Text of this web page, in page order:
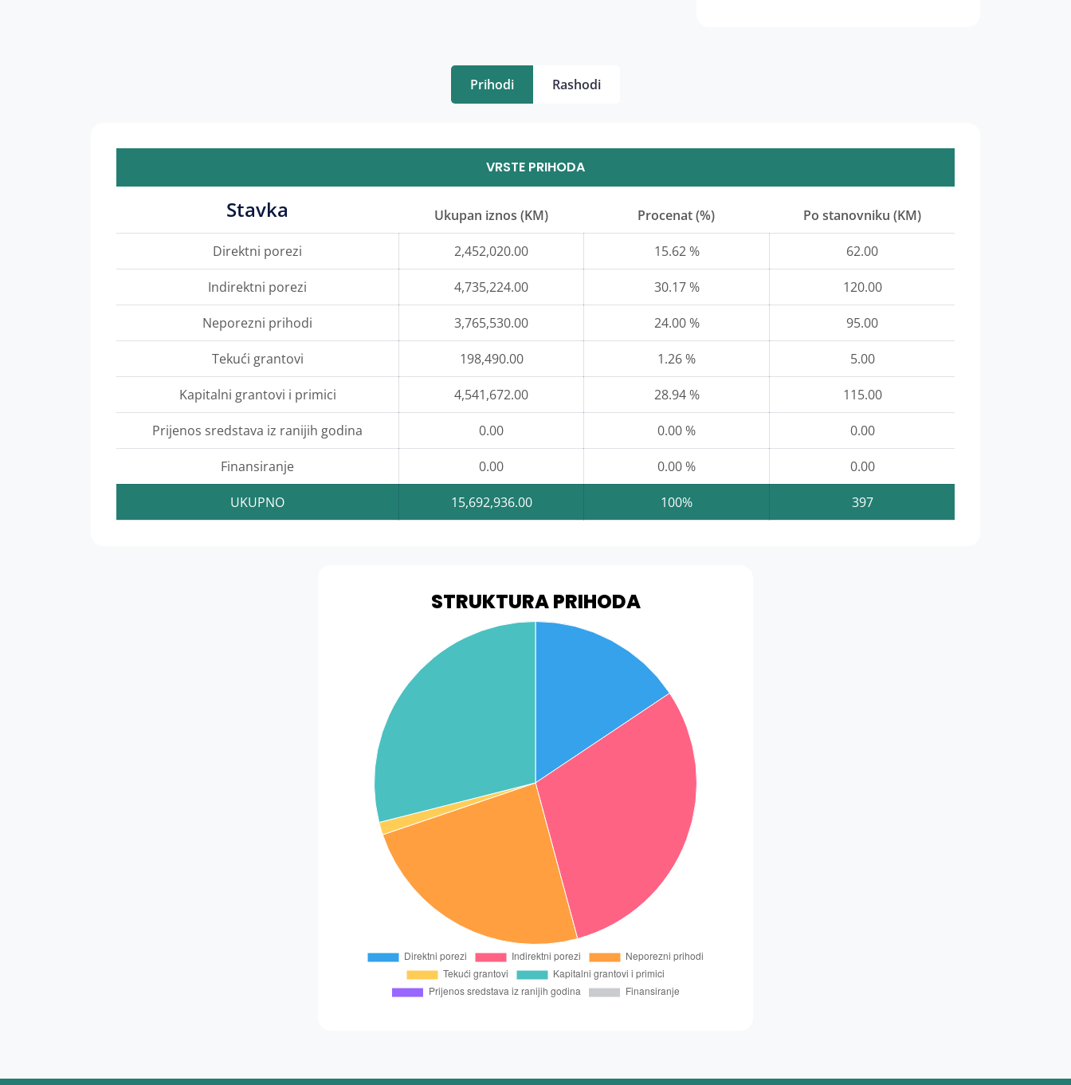
Prihodi Rashodi
VRSTE PRIHODA
Stavka Ukupan iznos (KM) Procenat (%) Po stanovniku (KM)
Direktni porezi 2,452,020.00 15.62 % 62.00
Indirektni porezi 4,735,224.00 30.17 % 120.00
Neporezni prihodi 3,765,530.00 24.00 % 95.00
Tekući grantovi 198,490.00 1.26 % 5.00
Kapitalni grantovi i primici 4,541,672.00 28.94 % 115.00
Prijenos sredstava iz ranijih godina 0.00 0.00 % 0.00
Finansiranje 0.00 0.00 % 0.00
UKUPNO 15,692,936.00 100% 397
STRUKTURA PRIHODA